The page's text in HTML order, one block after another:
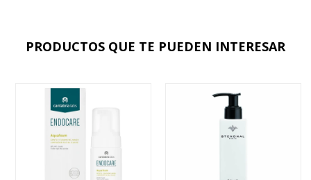
PRODUCTOS QUE TE PUEDEN INTERESAR